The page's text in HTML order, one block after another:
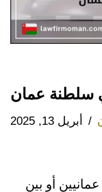
سلطنة عمان
أبريل 13, 2025
أو بين